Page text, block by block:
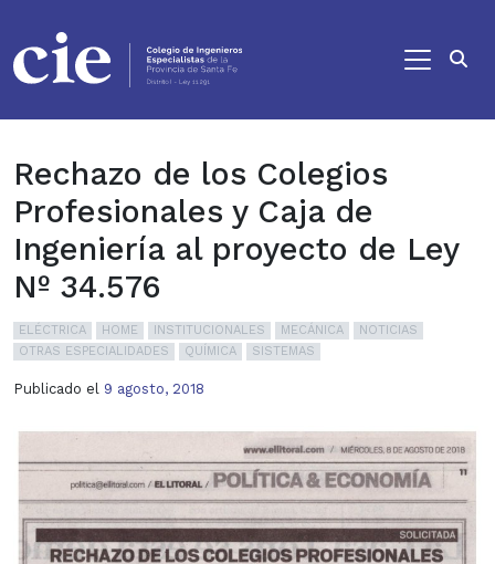
Rechazo de los Colegios
Profesionales y Caja de
Ingeniería al proyecto de Ley
Nº 34.576
ELÉCTRICA HOME INSTITUCIONALES MECÁNICA
NOTICIAS
OTRAS ESPECIALIDADES
QUÍMICA SISTEMAS
Publicado el 9 agosto, 2018